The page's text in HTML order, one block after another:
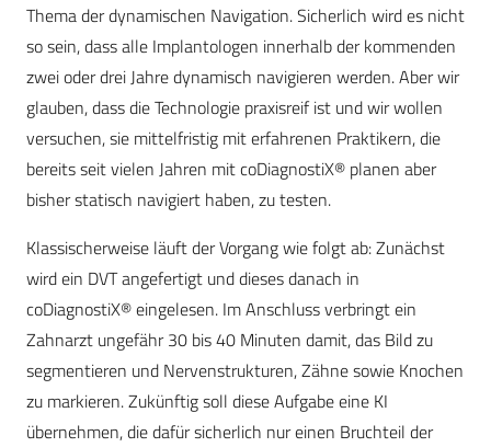
Thema der dynamischen Navigation. Sicherlich wird es nicht
so sein, dass alle Implantologen innerhalb der kommenden
zwei oder drei Jahre dynamisch navigieren werden. Aber wir
glauben, dass die Technologie praxisreif ist und wir wollen
versuchen, sie mittelfristig mit erfahrenen Praktikern, die
bereits seit vielen Jahren mit coDiagnostiX® planen aber
bisher statisch navigiert haben, zu testen.
Klassischerweise läuft der Vorgang wie folgt ab: Zunächst
wird ein DVT angefertigt und dieses danach in
coDiagnostiX® eingelesen. Im Anschluss verbringt ein
Zahnarzt ungefähr 30 bis 40 Minuten damit, das Bild zu
segmentieren und Nervenstrukturen, Zähne sowie Knochen
zu markieren. Zukünftig soll diese Aufgabe eine KI
übernehmen, die dafür sicherlich nur einen Bruchteil der